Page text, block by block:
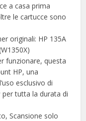
a casa prima
le cartucce sono
originali: HP 135A
funzionare, questa
HP, una
esclusivo di
per tutta la durata di
Scansione solo